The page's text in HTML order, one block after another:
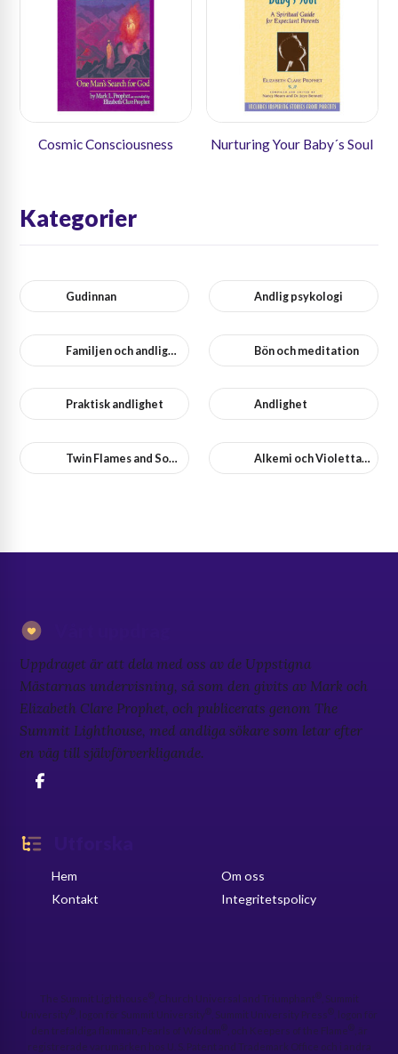
Cosmic Consciousness Nurturing Your Baby´s Soul
Kategorier
Gudinnan Andlig psykologi
Familjen och andlighet Bön och meditation
Praktisk andlighet Andlighet
Twin Flames and Soulmates Alkemi och Violetta Flamman
Uppdraget är att dela med oss av de Uppstigna
Mästarnas undervisning, så som den givits av Mark och
Elizabeth Clare Prophet, och publicerats genom The
Summit Lighthouse, med andliga sökare som letar efter
en väg till självförverkligande.
Hem
Kontakt
Om oss
Integritetspolicy
The Summit Lighthouse®, Church Universal and Triumphant®, Summit
University® , logon för Summit University® , Summit University Press® , logon för
den trefaldiga flamman, Pearls of Wisdom®, och Keepers of the Flame®, är
registrerade varumärken hos U. S. Patent and Trademark Office och i andra